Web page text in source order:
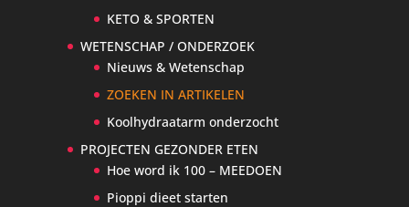
KETO & SPORTEN
WETENSCHAP / ONDERZOEK
Nieuws & Wetenschap
ZOEKEN IN ARTIKELEN
Koolhydraatarm onderzocht
PROJECTEN GEZONDER ETEN
Hoe word ik 100 – MEEDOEN
Pioppi dieet starten